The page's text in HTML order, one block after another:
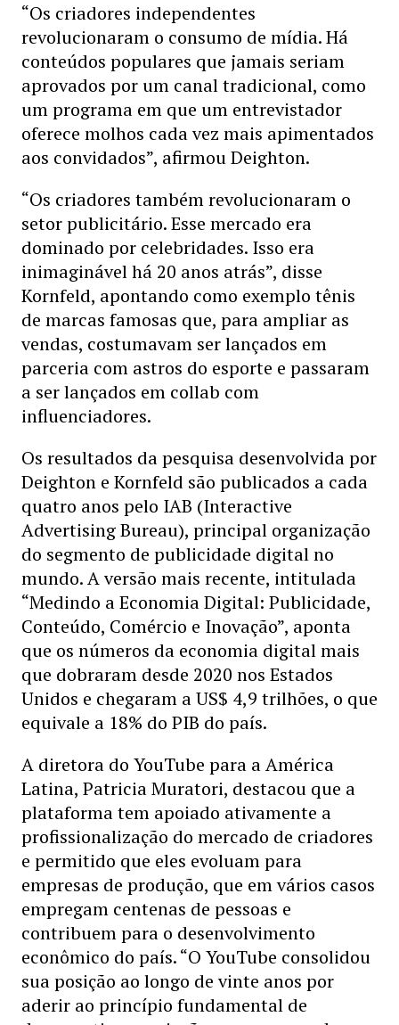
“Os criadores independentes
revolucionaram o consumo de mídia. Há
conteúdos populares que jamais seriam
aprovados por um canal tradicional, como
um programa em que um entrevistador
oferece molhos cada vez mais apimentados
aos convidados”, afirmou Deighton.
“Os criadores também revolucionaram o
setor publicitário. Esse mercado era
dominado por celebridades. Isso era
inimaginável há 20 anos atrás”, disse
Kornfeld, apontando como exemplo tênis
de marcas famosas que, para ampliar as
vendas, costumavam ser lançados em
parceria com astros do esporte e passaram
a ser lançados em collab com
influenciadores.
Os resultados da pesquisa desenvolvida por
Deighton e Kornfeld são publicados a cada
quatro anos pelo IAB (Interactive
Advertising Bureau), principal organização
do segmento de publicidade digital no
mundo. A versão mais recente, intitulada
“Medindo a Economia Digital: Publicidade,
Conteúdo, Comércio e Inovação”, aponta
que os números da economia digital mais
que dobraram desde 2020 nos Estados
Unidos e chegaram a US$ 4,9 trilhões, o que
equivale a 18% do PIB do país.
A diretora do YouTube para a América
Latina, Patricia Muratori, destacou que a
plataforma tem apoiado ativamente a
profissionalização do mercado de criadores
e permitido que eles evoluam para
empresas de produção, que em vários casos
empregam centenas de pessoas e
contribuem para o desenvolvimento
econômico do país. “O YouTube consolidou
sua posição ao longo de vinte anos por
aderir ao princípio fundamental de